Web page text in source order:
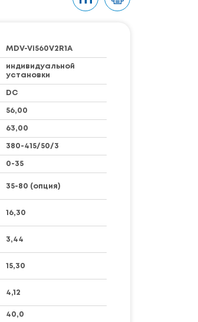
MDV-Vi560V2R1A
индивидуальной
установки
DC
56,00
63,00
380-415/50/3
0-35
35-80 (опция)
16,30
3,44
15,30
4,12
40,0